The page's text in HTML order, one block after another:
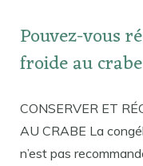
Pouvez-vous
froide au
CONSERVER ET
AU CRABE La
n’est pas